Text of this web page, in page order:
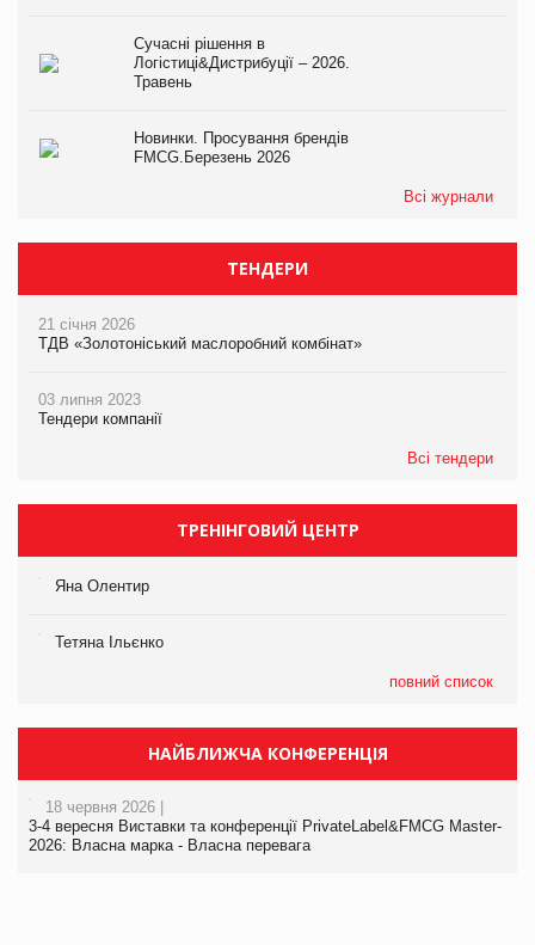
Сучасні рішення в
Логістиці&Дистрибуції – 2026.
Травень
Новинки. Просування брендів
FMCG.Березень 2026
Всі журнали
ТЕНДЕРИ
21 січня 2026
ТДВ «Золотоніський маслоробний комбінат»
03 липня 2023
Тендери компанії
Всі тендери
ТРЕНІНГОВИЙ ЦЕНТР
Яна Олентир
Тетяна Ільєнко
повний список
НАЙБЛИЖЧА КОНФЕРЕНЦІЯ
18 червня 2026 |
3-4 вересня Виставки та конференції PrivateLabel&FMCG Master-
2026: Власна марка - Власна перевага